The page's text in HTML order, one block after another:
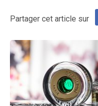
Partager cet article sur